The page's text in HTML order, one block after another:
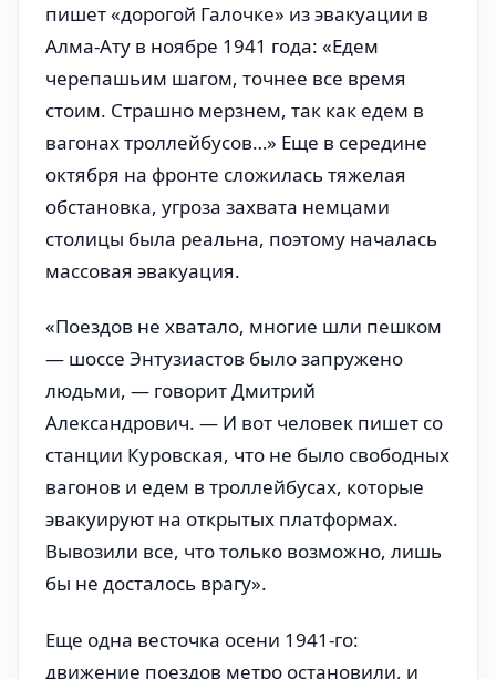
пишет «дорогой Галочке» из эвакуации в
Алма-Ату в ноябре 1941 года: «Едем
черепашьим шагом, точнее все время
стоим. Страшно мерзнем, так как едем в
вагонах троллейбусов…» Еще в середине
октября на фронте сложилась тяжелая
обстановка, угроза захвата немцами
столицы была реальна, поэтому началась
массовая эвакуация.
«Поездов не хватало, многие шли пешком
— шоссе Энтузиастов было запружено
людьми, — говорит Дмитрий
Александрович. — И вот человек пишет со
станции Куровская, что не было свободных
вагонов и едем в троллейбусах, которые
эвакуируют на открытых платформах.
Вывозили все, что только возможно, лишь
бы не досталось врагу».
Еще одна весточка осени 1941-го:
движение поездов метро остановили, и